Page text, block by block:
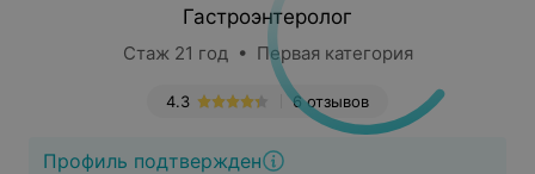
Гастроэнтеролог
Стаж 21 год • Первая категория
6 отзывов
4.3
Профиль подтвержден